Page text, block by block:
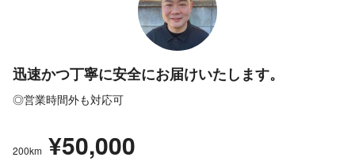
迅速かつ丁寧に安全にお届けいたします。
◎営業時間外も対応可
200km ¥50,000